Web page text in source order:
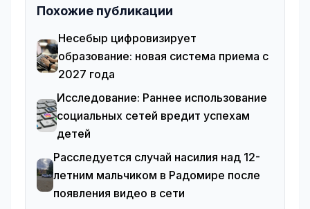
Похожие публикации
Несебыр цифровизирует
образование: новая система приема с
2027 года
Исследование: Раннее использование
социальных сетей вредит успехам
детей
Расследуется случай насилия над 12-
летним мальчиком в Радомире после
появления видео в сети